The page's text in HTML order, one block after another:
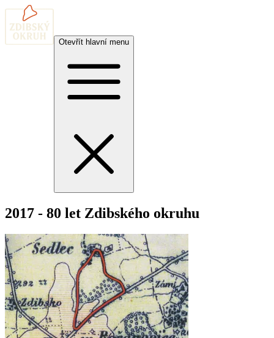
Otevřít hlavní menu
2017 - 80 let Zdibského okruhu